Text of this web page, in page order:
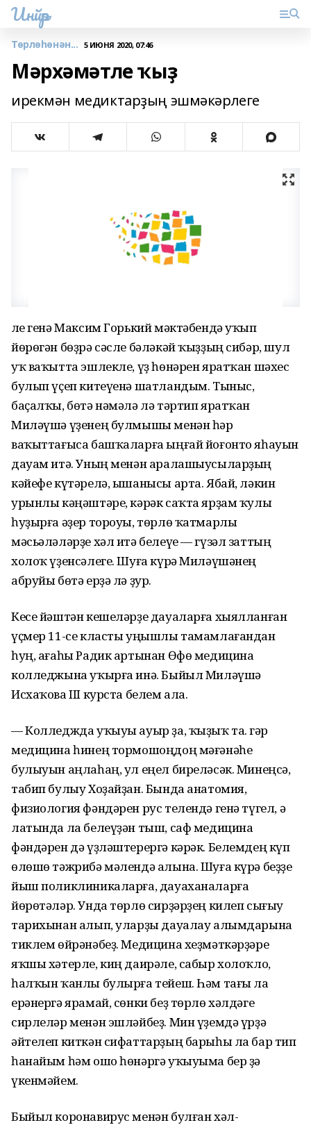
Инйәр
Төрлөһөнән... 5 ИЮНЯ 2020, 07:46
Мәрхәмәтле ҡыҙ
ирекмән медиктарҙың эшмәкәрлеге
Әле генә Максим Горький мәктәбендә уҡып
йөрөгән бөҙрә сәсле бәләкәй ҡыҙҙың сибәр, шул
уҡ ваҡытта эшлекле, үҙ һөнәрен яратҡан шәхес
булып үҫеп китеүенә шатландым. Тыныс,
баҫалҡы, бөтә нәмәлә лә тәртип яратҡан
Миләүшә үҙенең булмышы менән һәр
ваҡыттағыса башҡаларға ыңғай йоғонто яһауын
дауам итә. Уның менән аралашыусыларҙың
кәйефе күтәрелә, ышанысы арта. Ябай, ләкин
урынлы кәңәштәре, кәрәк саҡта ярҙам ҡулы
һуҙырға әҙер тороуы, төрлө ҡатмарлы
мәсьәләләрҙе хәл итә белеүе — гүзәл заттың
холоҡ үҙенсәлеге. Шуға күрә Миләүшәнең
абруйы бөтә ерҙә лә ҙур.
Кесе йәштән кешеләрҙе дауаларға хыялланған
үҫмер 11-се класты уңышлы тамамлағандан
һуң, ағаһы Радик артынан Өфө медицина
колледжына уҡырға инә. Быйыл Миләүшә
Исхаҡова III курста белем ала.
— Колледжда уҡыуы ауыр ҙа, ҡыҙыҡ та. Әгәр
медицина һинең тормошоңдоң мәғәнәһе
булыуын аңлаһаң, ул еңел биреләсәк. Минеңсә,
табип булыу Хоҙайҙан. Бында анатомия,
физиология фәндәрен рус телендә генә түгел, ә
латында ла белеүҙән тыш, саф медицина
фәндәрен дә үҙләштерергә кәрәк. Белемдең күп
өлөшө тәжрибә мәлендә алына. Шуға күрә беҙҙе
йыш поликлиникаларға, дауаханаларға
йөрөтәләр. Унда төрлө сирҙәрҙең килеп сығыу
тарихынан алып, уларҙы дауалау алымдарына
тиклем өйрәнәбеҙ. Медицина хеҙмәткәрҙәре
яҡшы хәтерле, киң даирәле, сабыр холоҡло,
һалҡын ҡанлы булырға тейеш. Һәм тағы ла
ерәнергә ярамай, сөнки беҙ төрлө хәлдәге
сирлеләр менән эшләйбеҙ. Мин үҙемдә үрҙә
әйтелеп киткән сифаттарҙың барыһы ла бар тип
һанайым һәм ошо һөнәргә уҡыуыма бер ҙә
үкенмәйем.
Быйыл коронавирус менән булған хәл-